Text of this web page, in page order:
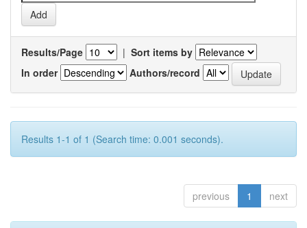
Results/Page | Sort items by
In order
Authors/record
Results 1-1 of 1 (Search time: 0.001 seconds).
previous 1 next